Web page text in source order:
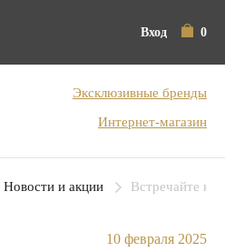
Вход 0
Эксклюзивные бренды
Интернет-магазин
Новости и акции Встречайте
10 февраля 2025